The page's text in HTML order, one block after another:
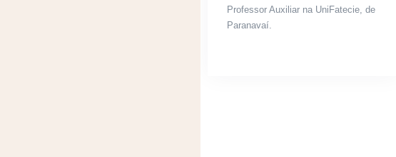
Professor Auxiliar na UniFatecie, de
Paranavaí.